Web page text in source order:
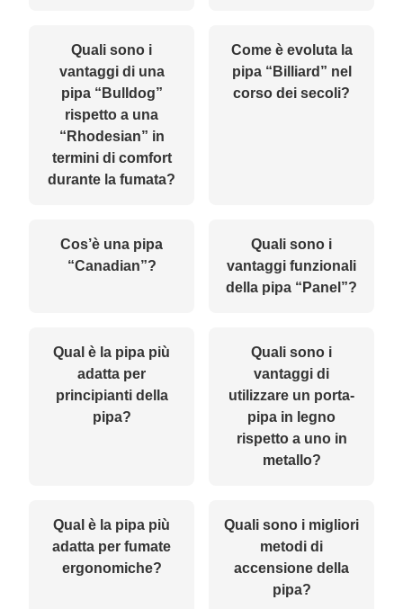
Quali sono i
vantaggi di una
pipa “Bulldog”
rispetto a una
“Rhodesian” in
termini di comfort
durante la fumata?
Come è evoluta la
pipa “Billiard” nel
corso dei secoli?
Cos’è una pipa
“Canadian”?
Quali sono i
vantaggi funzionali
della pipa “Panel”?
Qual è la pipa più
adatta per
principianti della
pipa?
Quali sono i
vantaggi di
utilizzare un porta-
pipa in legno
rispetto a uno in
metallo?
Qual è la pipa più
adatta per fumate
ergonomiche?
Quali sono i migliori
metodi di
accensione della
pipa?